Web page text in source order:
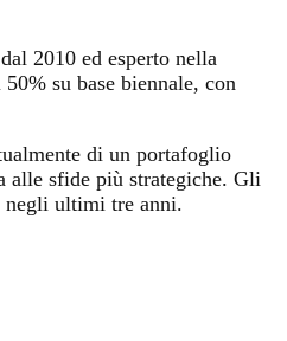
2010 ed esperto nella
su base biennale, con
di un portafoglio
alle sfide più strategiche. Gli
negli ultimi tre anni.